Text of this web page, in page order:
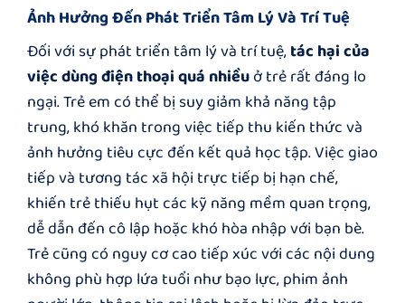
Ảnh Hưởng Đến Phát Triển Tâm Lý Và Trí Tuệ
Đối với sự phát triển tâm lý và trí tuệ,tác hại của
việc dùng điện thoại quá nhiềuở trẻ rất đáng lo
ngại. Trẻ em có thể bị suy giảm khả năng tập
trung, khó khăn trong việc tiếp thu kiến thức và
ảnh hưởng tiêu cực đến kết quả học tập. Việc giao
tiếp và tương tác xã hội trực tiếp bị hạn chế,
khiến trẻ thiếu hụt các kỹ năng mềm quan trọng,
dễ dẫn đến cô lập hoặc khó hòa nhập với bạn bè.
Trẻ cũng có nguy cơ cao tiếp xúc với các nội dung
không phù hợp lứa tuổi như bạo lực, phim ảnh